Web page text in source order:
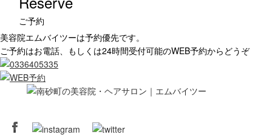
ご予約
美容院エムバイツーは予約優先です。
ご予約はお電話、もしくは24時間受付可能のWEB予約からどうぞ